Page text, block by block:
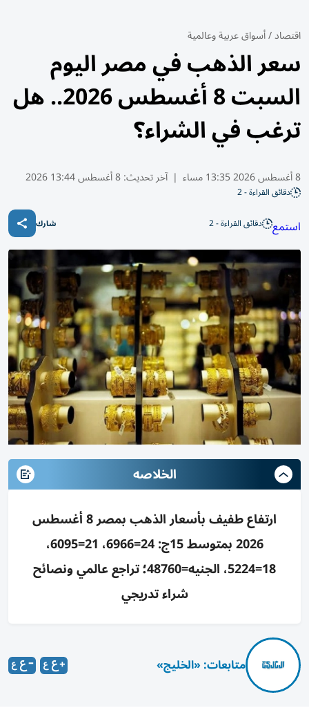
اقتصاد/أسواق عربية وعالمية
سعر الذهب في مصر اليوم
السبت 8 أغسطس 2026.. هل
ترغب في الشراء؟
8 أغسطس 2026 13:35 مساء | آخر تحديث:8 أغسطس 13:44 2026
دقائق القراءة - 2
استمع دقائق القراءة - 2 شارك
الخلاصه
ارتفاع طفيف بأسعار الذهب بمصر 8 أغسطس
2026 بمتوسط 15ج: 24=6966، 21=6095،
18=5224، الجنيه=48760؛ تراجع عالمي ونصائح
شراء تدريجي
متابعات: «الخليج»